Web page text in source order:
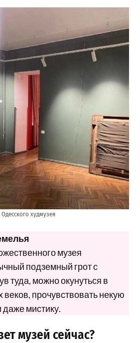
худмузея
музея
подземный грот с
туда, можно окунуться в
прочувствовать некую
даже мистику.
музей сейчас?